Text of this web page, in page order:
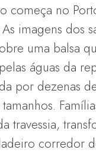
começa no
imagens dos
uma balsa
águas da
por dezenas
travessia,
corredor